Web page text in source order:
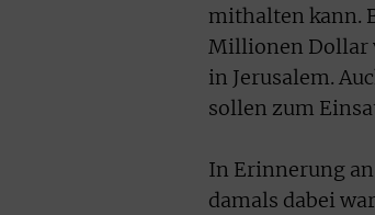
mithalten kann.
Millionen Dollar
in Jerusalem.
sollen zum
In Erinnerung
damals dabei